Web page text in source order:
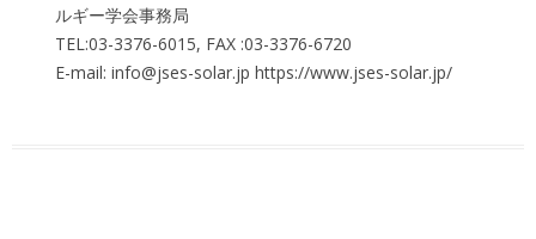
ルギー学会事務局
TEL:03-3376-6015, FAX :03-3376-6720
E-mail: info@jses-solar.jp https://www.jses-solar.jp/